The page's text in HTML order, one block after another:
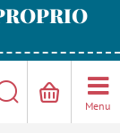
Menu